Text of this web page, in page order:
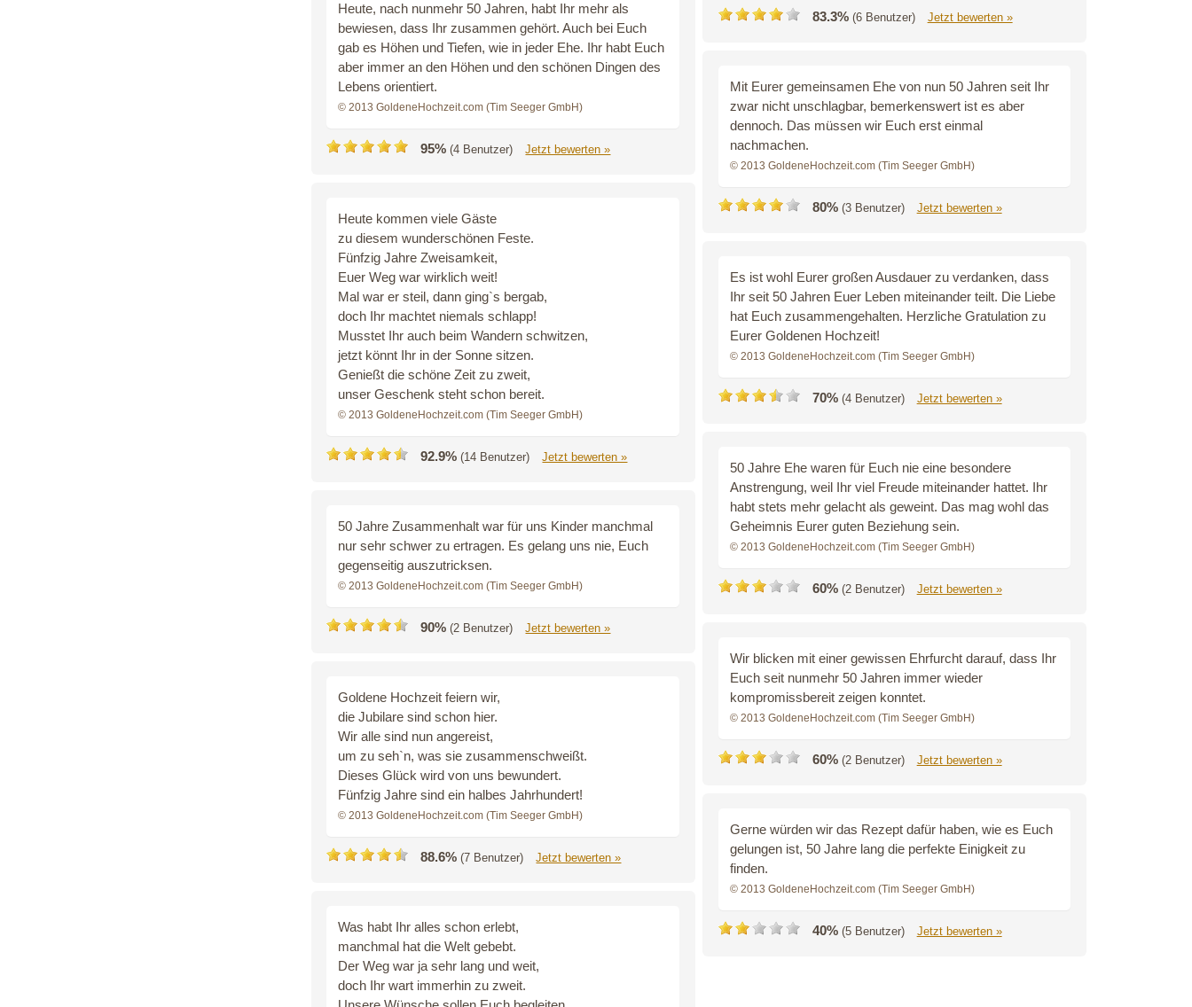
Heute, nach nunmehr 50 Jahren, habt Ihr mehr als
bewiesen, dass Ihr zusammen gehört. Auch bei Euch
gab es Höhen und Tiefen, wie in jeder Ehe. Ihr habt Euch
aber immer an den Höhen und den schönen Dingen des
Lebens orientiert.
© 2013 GoldeneHochzeit.com (Tim Seeger GmbH)
95% (4 Benutzer) Jetzt bewerten »
Heute kommen viele Gäste
zu diesem wunderschönen Feste.
Fünfzig Jahre Zweisamkeit,
Euer Weg war wirklich weit!
Mal war er steil, dann ging`s bergab,
doch Ihr machtet niemals schlapp!
Musstet Ihr auch beim Wandern schwitzen,
jetzt könnt Ihr in der Sonne sitzen.
Genießt die schöne Zeit zu zweit,
unser Geschenk steht schon bereit.
© 2013 GoldeneHochzeit.com (Tim Seeger GmbH)
92.9% (14 Benutzer) Jetzt bewerten »
50 Jahre Zusammenhalt war für uns Kinder manchmal
nur sehr schwer zu ertragen. Es gelang uns nie, Euch
gegenseitig auszutricksen.
© 2013 GoldeneHochzeit.com (Tim Seeger GmbH)
90% (2 Benutzer) Jetzt bewerten »
Goldene Hochzeit feiern wir,
die Jubilare sind schon hier.
Wir alle sind nun angereist,
um zu seh`n, was sie zusammenschweißt.
Dieses Glück wird von uns bewundert.
Fünfzig Jahre sind ein halbes Jahrhundert!
© 2013 GoldeneHochzeit.com (Tim Seeger GmbH)
88.6% (7 Benutzer) Jetzt bewerten »
Was habt Ihr alles schon erlebt,
manchmal hat die Welt gebebt.
Der Weg war ja sehr lang und weit,
doch Ihr wart immerhin zu zweit.
83.3% (6 Benutzer) Jetzt bewerten »
Mit Eurer gemeinsamen Ehe von nun 50 Jahren seit Ihr
zwar nicht unschlagbar, bemerkenswert ist es aber
dennoch. Das müssen wir Euch erst einmal
nachmachen.
© 2013 GoldeneHochzeit.com (Tim Seeger GmbH)
80% (3 Benutzer) Jetzt bewerten »
Es ist wohl Eurer großen Ausdauer zu verdanken, dass
Ihr seit 50 Jahren Euer Leben miteinander teilt. Die Liebe
hat Euch zusammengehalten. Herzliche Gratulation zu
Eurer Goldenen Hochzeit!
© 2013 GoldeneHochzeit.com (Tim Seeger GmbH)
70% (4 Benutzer) Jetzt bewerten »
50 Jahre Ehe waren für Euch nie eine besondere
Anstrengung, weil Ihr viel Freude miteinander hattet. Ihr
habt stets mehr gelacht als geweint. Das mag wohl das
Geheimnis Eurer guten Beziehung sein.
© 2013 GoldeneHochzeit.com (Tim Seeger GmbH)
60% (2 Benutzer) Jetzt bewerten »
Wir blicken mit einer gewissen Ehrfurcht darauf, dass Ihr
Euch seit nunmehr 50 Jahren immer wieder
kompromissbereit zeigen konntet.
© 2013 GoldeneHochzeit.com (Tim Seeger GmbH)
60% (2 Benutzer) Jetzt bewerten »
Gerne würden wir das Rezept dafür haben, wie es Euch
gelungen ist, 50 Jahre lang die perfekte Einigkeit zu
finden.
© 2013 GoldeneHochzeit.com (Tim Seeger GmbH)
40% (5 Benutzer) Jetzt bewerten »